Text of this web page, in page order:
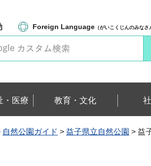
Foreign Language （がいこくじんのみなさ
・医療 教育・文化
自然公園ガイド > 益子県立自然公園 > 益